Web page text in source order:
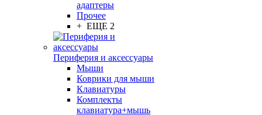
адаптеры
Прочее
+ ЕЩЕ 2
Периферия и аксессуары
Мыши
Коврики для мыши
Клавиатуры
Комплекты
клавиатура+мышь